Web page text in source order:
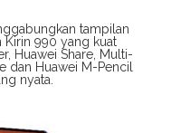
tampilan
Kirin 990 yang kuat
Huawei Share, Multi-
dan Huawei M-Pencil
nyata.